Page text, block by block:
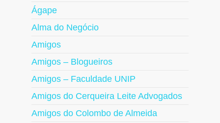
Ágape
Alma do Negócio
Amigos
Amigos – Blogueiros
Amigos – Faculdade UNIP
Amigos do Cerqueira Leite Advogados
Amigos do Colombo de Almeida